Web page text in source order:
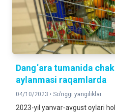
Dang‘ara tumanida
aylanmasi raqamlarda
04/10/2023 • So'nggi yangiliklar
2023-yil yanvar-avgust oylari